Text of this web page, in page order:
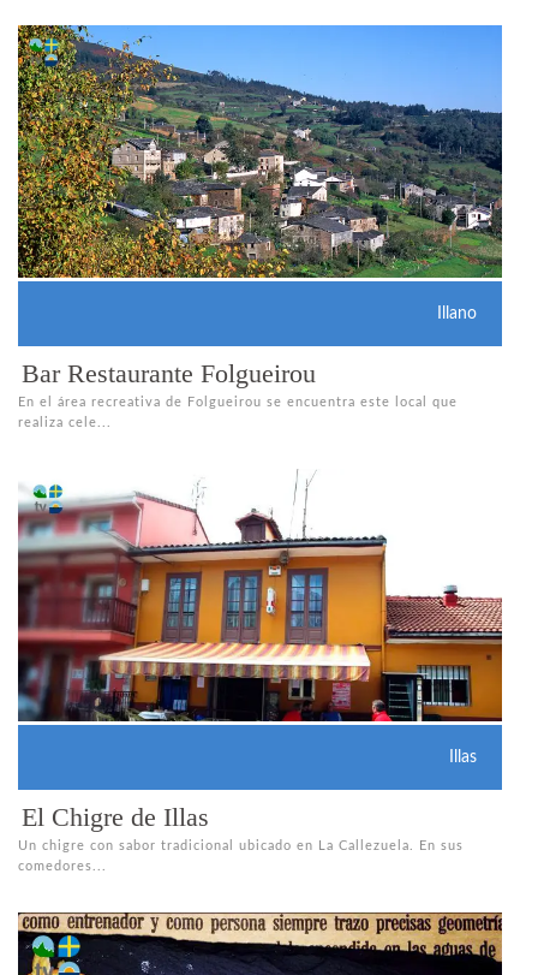
Illano
Bar Restaurante Folgueirou
En el área recreativa de Folgueirou se encuentra este local que
realiza cele...
Illas
El Chigre de Illas
Un chigre con sabor tradicional ubicado en La Callezuela. En sus
comedores...